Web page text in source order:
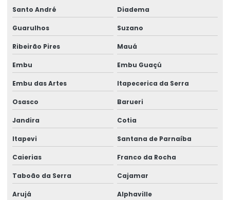
Gerador 100 kva diesel
Gerador 100 kva mwm
Gerador 100 kva preço
Gerador 100 kva stemac
Gerador 100 kva a venda
Gerador 100kva valor
Gerador 110 kva
Gerador 120 kva
Santo André Diadema
Guarulhos Suzano
Ribeirão Pires Mauá
Embu Embu Guaçú
Embu das Artes Itapecerica da Serra
Osasco Barueri
Jandira Cotia
Itapevi Santana de Parnaíba
Caierias Franco da Rocha
Taboão da Serra Cajamar
Arujá Alphaville